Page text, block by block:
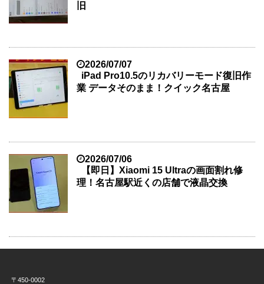
旧
2026/07/07
iPad Pro10.5のリカバリーモード復旧作
業 データそのまま！クイック名古屋
2026/07/06
【即日】Xiaomi 15 Ultraの画面割れ修
理！名古屋駅近くの店舗で液晶交換
〒450-0002